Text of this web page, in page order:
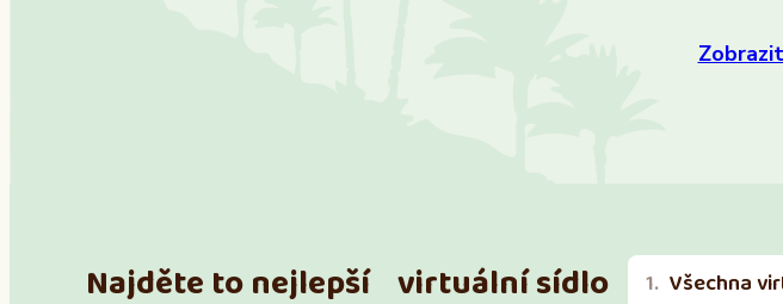
Najděte to nejlepší virtuální sídlo Všechna